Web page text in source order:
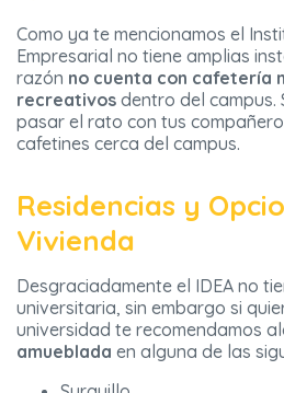
Como ya te mencionamos el
Empresarial no tiene amplias
razón no cuenta con cafetería
recreativos dentro del campus.
pasar el rato con tus
cafetines cerca del campus.
Residencias y
Vivienda
Desgraciadamente el IDEA no
universitaria, sin embargo si
universidad te recomendamos
amueblada en alguna de las